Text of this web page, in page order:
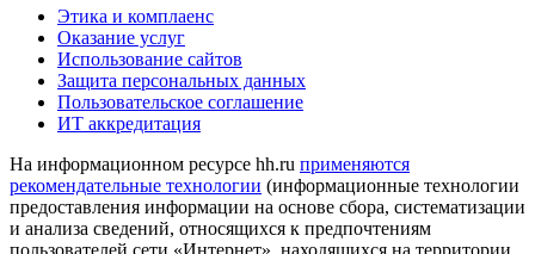
Этика и комплаенс
Оказание услуг
Использование сайтов
Защита персональных данных
Пользовательское соглашение
ИТ аккредитация
На информационном ресурсе hh.ru применяются
рекомендательные технологии (информационные технологии
предоставления информации на основе сбора, систематизации
и анализа сведений, относящихся к предпочтениям
пользователей сети «Интернет», находящихся на территории